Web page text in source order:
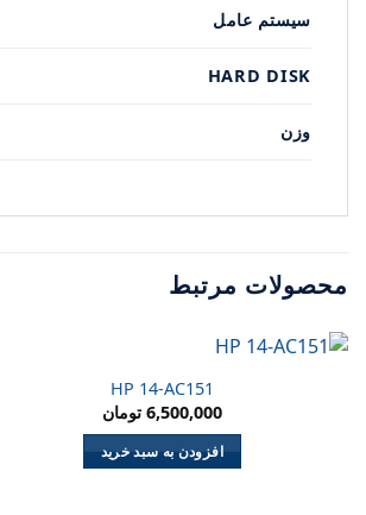
سیستم عامل
HARD DISK
وزن
محصولات مرتبط
HP 14-AC151
6,500,000 تومان
افزودن به سبد خرید